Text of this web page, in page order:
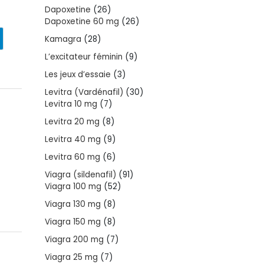
products
Dapoxetine 2626
products
Dapoxetine 60 mg 2626
Kamagra 2828
products
L’excitateur féminin 99
Les jeux d’essaie 33
products
Levitra (Vardénafil) 3030
Levitra 10 mg 77
products
Levitra 20 mg 88
products
Levitra 40 mg 99
products
Levitra 60 mg 66
products
Viagra (sildenafil) 9191
Viagra 100 mg 5252
Viagra 130 mg 88
products
Viagra 150 mg 88
products
Viagra 200 mg 77
Viagra 25 mg 77